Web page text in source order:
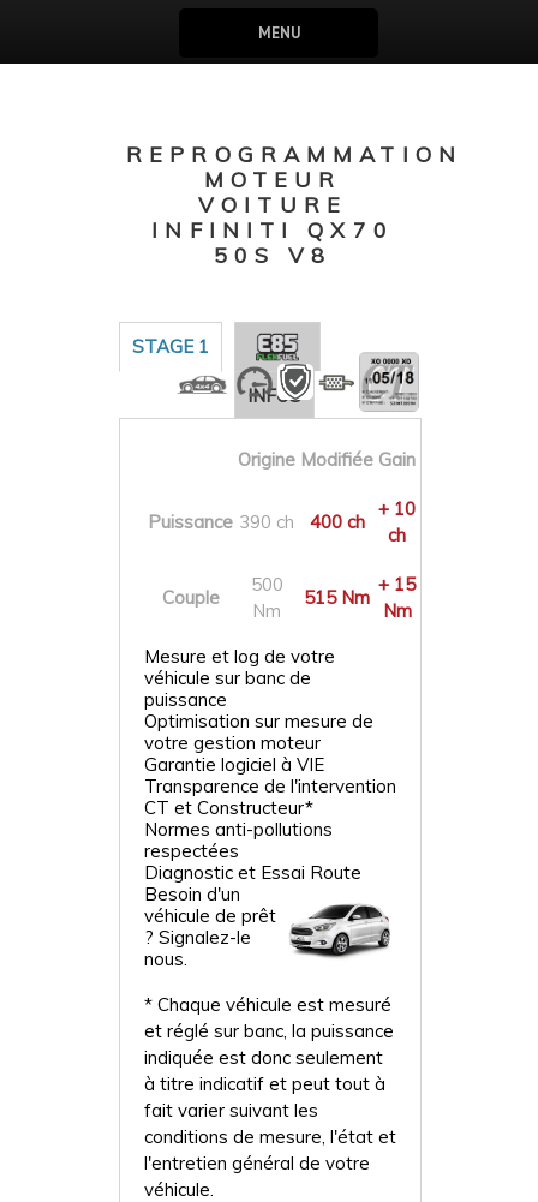
MENU
REPROGRAMMATION
MOTEUR
VOITURE
INFINITI QX70
50S V8
STAGE 1
INFOS
Origine Modifiée Gain
Puissance 390 ch 400 ch
+ 10
ch
Couple
500
Nm
515 Nm
+ 15
Nm
Mesure et log de votre
véhicule sur banc de
puissance
Optimisation sur mesure de
votre gestion moteur
Garantie logiciel à VIE
Transparence de l'intervention
CT et Constructeur*
Normes anti-pollutions
respectées
Diagnostic et Essai Route
Besoin d'un
véhicule de prêt
? Signalez-le
nous.
* Chaque véhicule est mesuré
et réglé sur banc, la puissance
indiquée est donc seulement
à titre indicatif et peut tout à
fait varier suivant les
conditions de mesure, l'état et
l'entretien général de votre
véhicule.